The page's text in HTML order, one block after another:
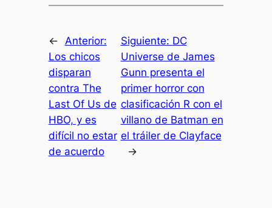
← Anterior:
Los chicos
disparan
contra The
Last Of Us de
HBO, y es
difícil no estar
de acuerdo
Siguiente: DC
Universe de James
Gunn presenta el
primer horror con
clasificación R con el
villano de Batman en
el tráiler de Clayface
→